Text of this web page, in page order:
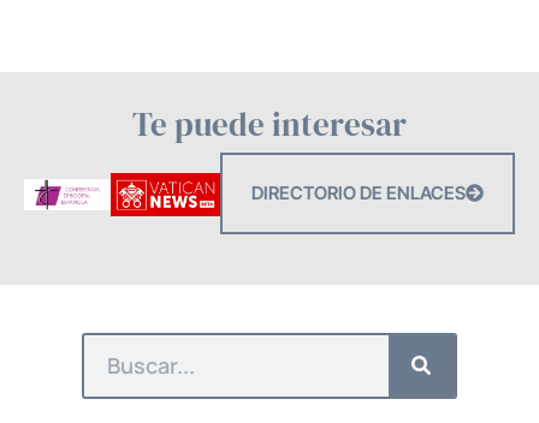
Te puede interesar
DIRECTORIO DE ENLACES